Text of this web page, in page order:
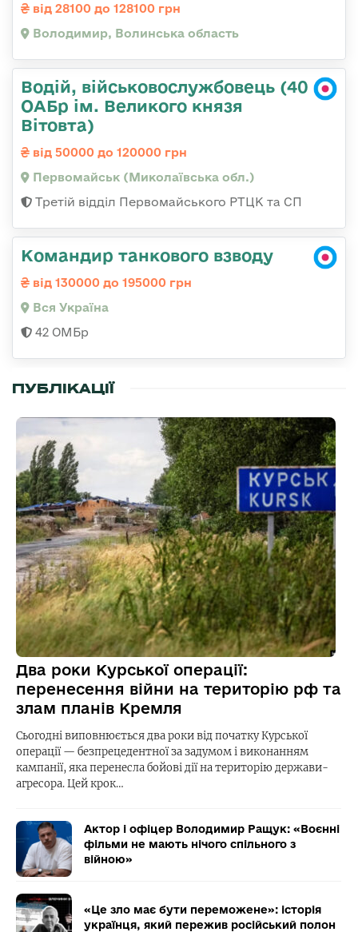
від 28100 до 128100 грн
Володимир, Волинська область
Водій, військовослужбовець (40
ОАБр ім. Великого князя
Вітовта)
від 50000 до 120000 грн
Первомайськ (Миколаївська обл.)
Третій відділ Первомайського РТЦК та СП
Командир танкового взводу
від 130000 до 195000 грн
Вся Україна
42 ОМБр
ПУБЛІКАЦІЇ
Два роки Курської операції:
перенесення війни на територію рф та
злам планів Кремля
Сьогодні виповнюється два роки від початку Курської
операції — безпрецедентної за задумом і виконанням
кампанії, яка перенесла бойові дії на територію держави-
агресора. Цей крок…
Актор і офіцер Володимир Ращук: «Воєнні
фільми не мають нічого спільного з
війною»
«Це зло має бути переможене»: історія
українця, який пережив російський полон